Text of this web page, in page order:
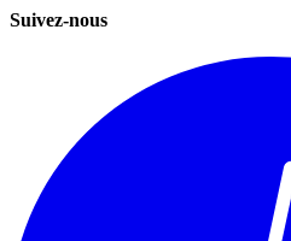
Suivez-nous